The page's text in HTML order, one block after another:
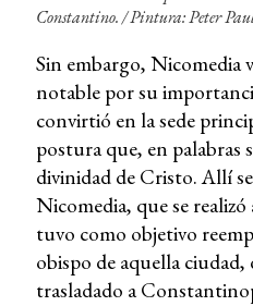
Constantino. /Pintura: Peter
Sin embargo, Nicomedia
notable por su
convirtió en la sede
postura que, en palabras
divinidad de Cristo. Allí
Nicomedia, que se realizó
tuvo como objetivo
obispo de aquella ciudad,
trasladado a